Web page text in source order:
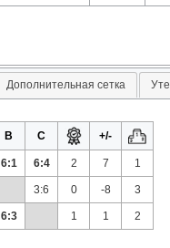
Дополнительная сетка
B C +/-
6:1 6:4 2 7 1
3:6 0 -8 3
6:3 1 1 2